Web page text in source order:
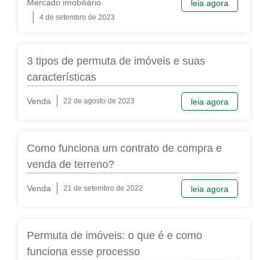
leia agora
Mercado imobiliário
4 de setembro de 2023
3 tipos de permuta de imóveis e suas
características
leia agora
Venda 22 de agosto de 2023
Como funciona um contrato de compra e
venda de terreno?
leia agora
Venda 21 de setembro de 2022
Permuta de imóveis: o que é e como
funciona esse processo